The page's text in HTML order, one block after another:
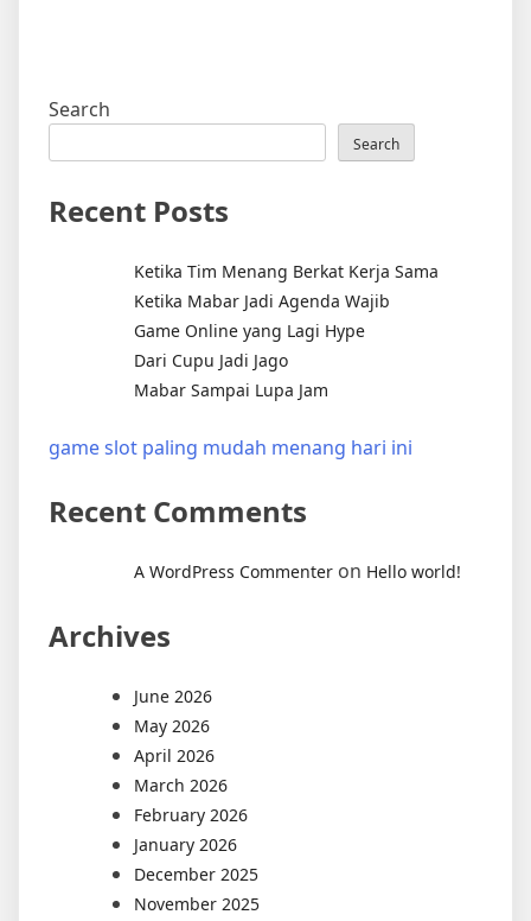
Search
Search
Recent Posts
Ketika Tim Menang Berkat Kerja Sama
Ketika Mabar Jadi Agenda Wajib
Game Online yang Lagi Hype
Dari Cupu Jadi Jago
Mabar Sampai Lupa Jam
game slot paling mudah menang hari ini
Recent Comments
A WordPress Commenter on Hello world!
Archives
June 2026
May 2026
April 2026
March 2026
February 2026
January 2026
December 2025
November 2025